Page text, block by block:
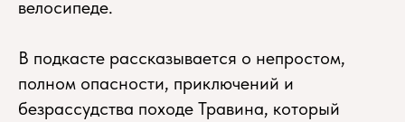
велосипеде.
В подкасте рассказывается о непростом,
полном опасности, приключений и
безрассудства походе Травина, который